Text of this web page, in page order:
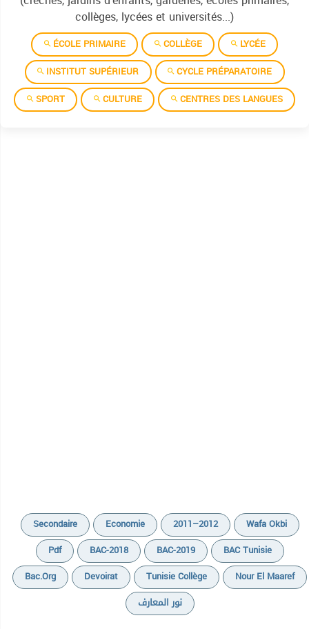
collèges, lycées et universités...)
ÉCOLE PRIMAIRE COLLÈGE
LYCÉE
INSTITUT SUPÉRIEUR
CYCLE PRÉPARATOIRE
SPORT
CULTURE CENTRES DES LANGUES
Secondaire Economie 2011–2012
Wafa Okbi
Pdf
BAC-2018 BAC-2019
BAC Tunisie
Bac.org
Devoirat Tunisie Collège
Nour El Maaref
نور المعارف